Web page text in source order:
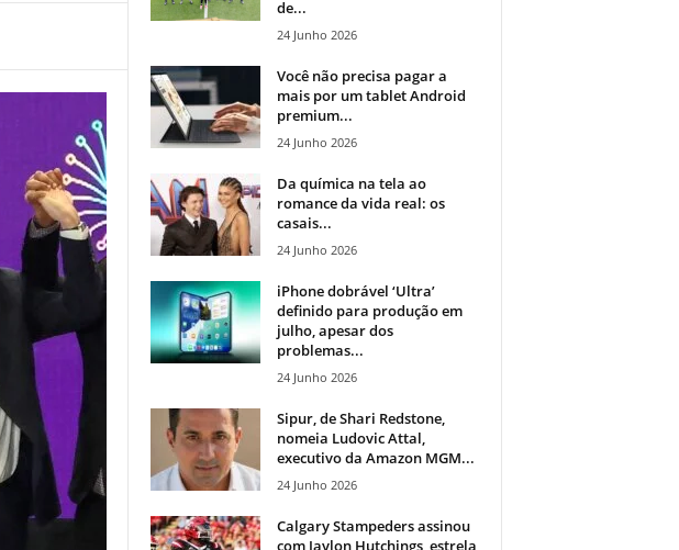
de...
24 Junho 2026
Você não precisa pagar a
mais por um tablet Android
premium...
24 Junho 2026
Da química na tela ao
romance da vida real: os
casais...
24 Junho 2026
iPhone dobrável ‘Ultra’
definido para produção em
julho, apesar dos
problemas...
24 Junho 2026
Sipur, de Shari Redstone,
nomeia Ludovic Attal,
executivo da Amazon MGM...
24 Junho 2026
Calgary Stampeders assinou
com Jaylon Hutchings, estrela